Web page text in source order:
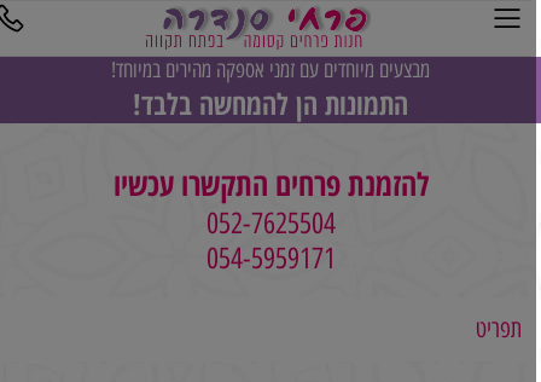
מבצעים מיוחדים עם זמני אספקה מהירים במיוחד!
התמונות הן להמחשה בלבד!
להזמנת פרחים התקשרו עכשיו
052-7625504
054-5959171
תפריט